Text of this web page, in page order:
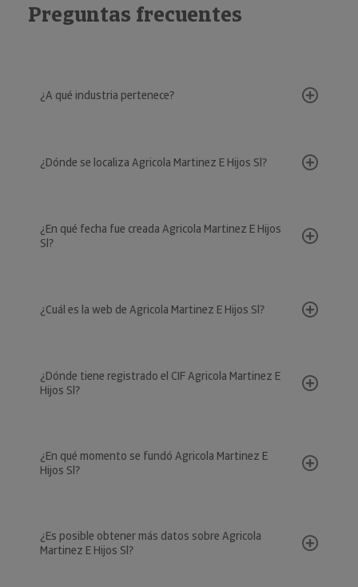
Preguntas frecuentes
¿A qué industria pertenece?
¿Dónde se localiza Agricola Martinez E Hijos Sl?
¿En qué fecha fue creada Agricola Martinez E Hijos
Sl?
¿Cuál es la web de Agricola Martinez E Hijos Sl?
¿Dónde tiene registrado el CIF Agricola Martinez E
Hijos Sl?
¿En qué momento se fundó Agricola Martinez E
Hijos Sl?
¿Es posible obtener más datos sobre Agricola
Martinez E Hijos Sl?